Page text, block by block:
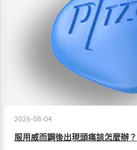
2026-08-04
服用威而鋼後出現頭痛該怎麼辦